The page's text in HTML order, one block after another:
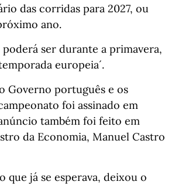
das corridas para 2027, ou
ano.
ser durante a primavera,
europeia´.
Governo português e os
foi assinado em
também foi feito em
da Economia, Manuel Castro
que já se esperava, deixou o